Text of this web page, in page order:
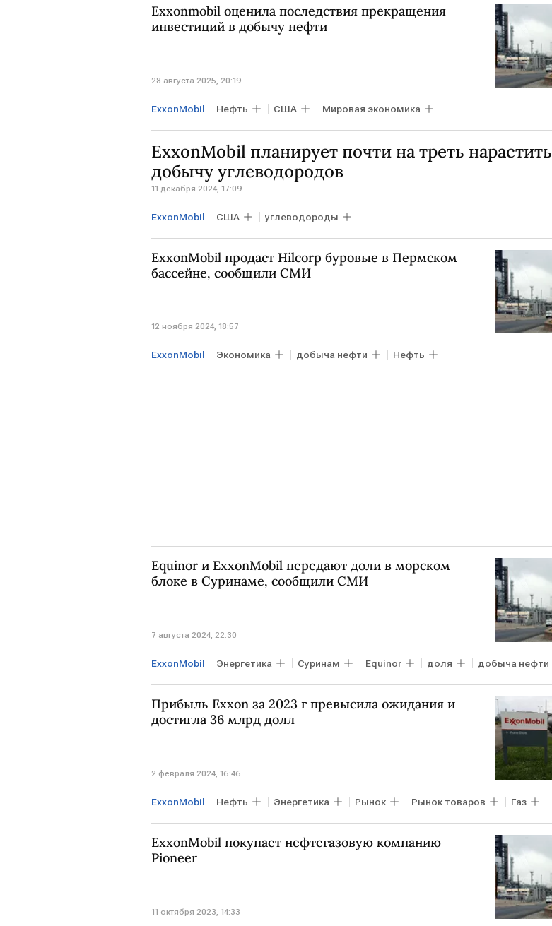
Exxonmobil оценила последствия прекращения
инвестиций в добычу нефти
28 августа 2025, 20:19
ExxonMobil Нефть США Мировая экономика
ExxonMobil планирует почти на треть нарастить
добычу углеводородов
11 декабря 2024, 17:09
ExxonMobil США углеводороды
ExxonMobil продаст Hilcorp буровые в Пермском
бассейне, сообщили СМИ
12 ноября 2024, 18:57
ExxonMobil Экономика добыча нефти Нефть
Equinor и ExxonMobil передают доли в морском
блоке в Суринаме, сообщили СМИ
7 августа 2024, 22:30
ExxonMobil Энергетика Суринам Equinor доля добыча нефти
добыча газа
Прибыль Exxon за 2023 г превысила ожидания и
достигла 36 млрд долл
2 февраля 2024, 16:46
ExxonMobil Нефть Энергетика Рынок Рынок товаров Газ
нефтегазовые компании
ExxonMobil покупает нефтегазовую компанию
Pioneer
11 октября 2023, 14:33